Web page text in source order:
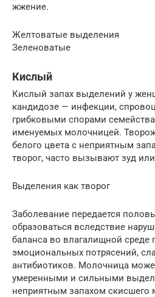
жжение.
Желтоватые выделения
Зеленоватые
Кислый
Кислый запах выделений у
кандидозе — инфекции,
грибковыми спорами
именуемых молочницей.
белого цвета с неприятным
творог, часто вызывают зуд
Выделения как творог
Заболевание передается
образоваться вследствие
баланса во влагалищной среде
эмоциональных потрясений,
антибиотиков. Молочница
умеренными и сильными
неприятным запахом скисшего